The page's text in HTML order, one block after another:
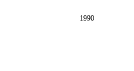
1990